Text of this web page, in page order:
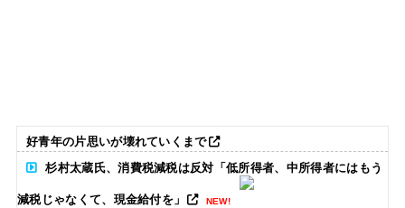
好青年の片思いが壊れていくまで
杉村太蔵氏、消費税減税は反対「低所得者、中所得者にはもう
減税じゃなくて、現金給付を」 NEW!